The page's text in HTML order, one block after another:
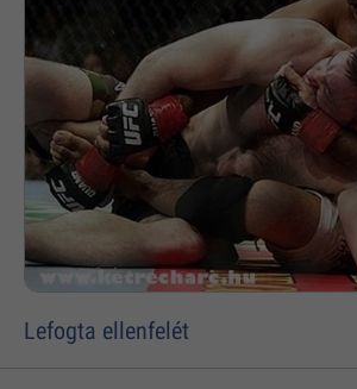
Lefogta ellenfelét